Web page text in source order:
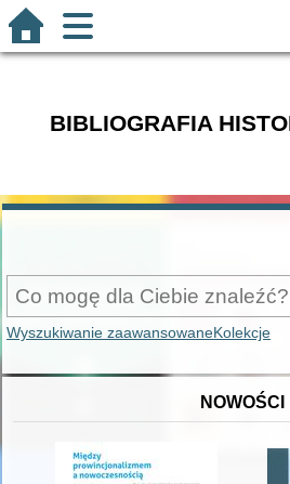
BIBLIOGRAFIA
Wyszukiwanie zaawansowaneKolekcje
NOWOŚCI